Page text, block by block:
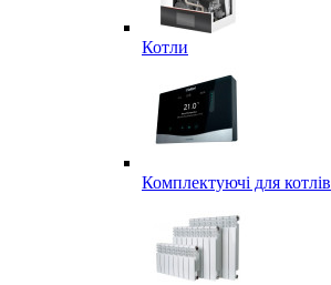
Котли
Комплектуючі для котлів